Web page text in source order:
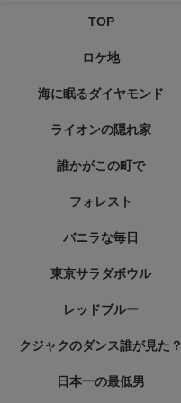
TOP
ロケ地
海に眠るダイヤモンド
ライオンの隠れ家
誰かがこの町で
フォレスト
バニラな毎日
東京サラダボウル
レッドブルー
クジャクのダンス誰が見た？
日本一の最低男